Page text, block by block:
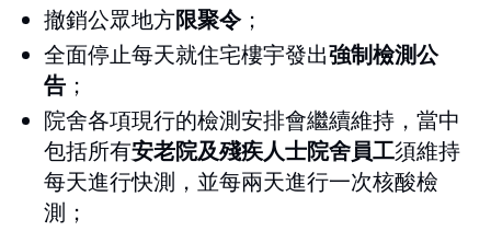
撤銷公眾地方限聚令；
全面停止每天就住宅樓宇發出強制檢測公
告 ；
院舍各項現行的檢測安排會繼續維持，當中
包括所有安老院及殘疾人士院舍員工須維持
每天進行快測，並每兩天進行一次核酸檢
測；